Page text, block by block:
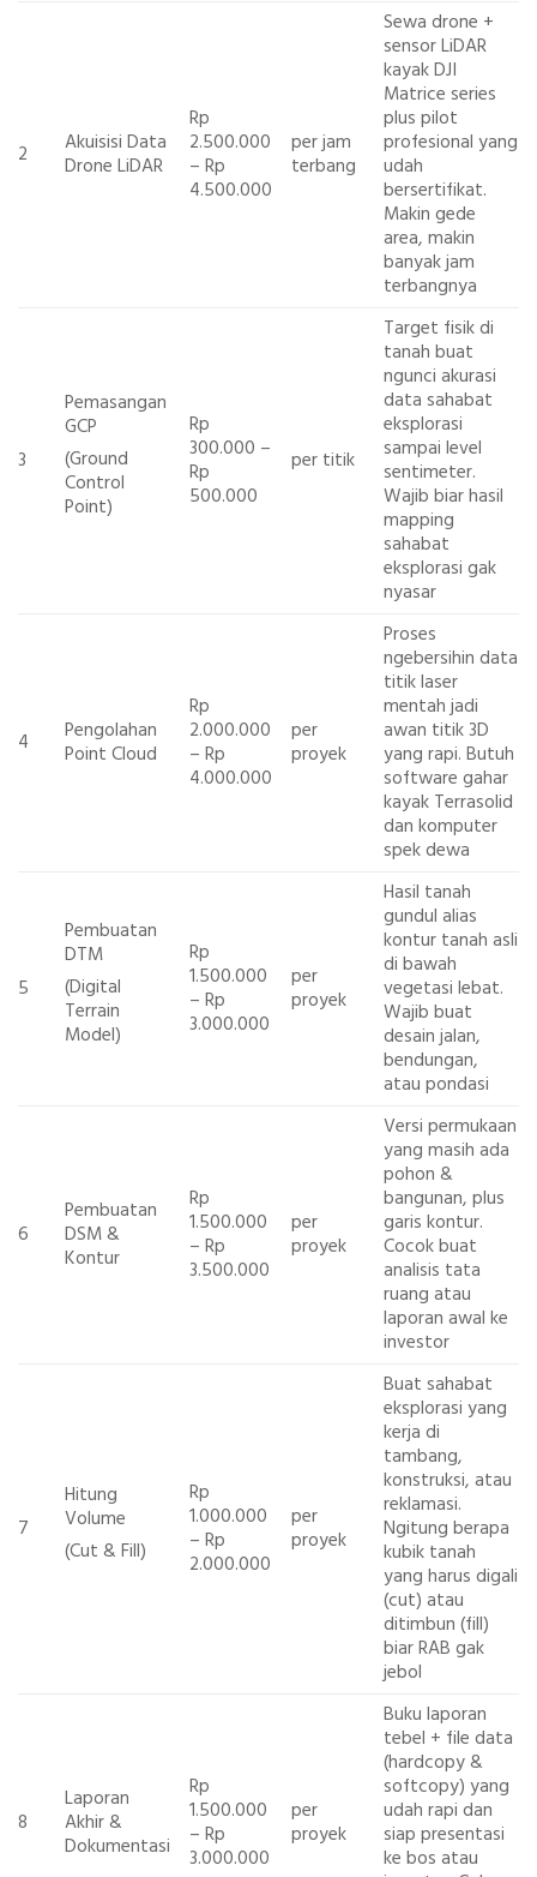
2
Akuisisi Data
Drone LiDAR
Rp
2.500.000
– Rp
4.500.000
per jam
terbang
Sewa drone +
sensor LiDAR
kayak DJI
Matrice series
plus pilot
profesional yang
udah
bersertifikat.
Makin gede
area, makin
banyak jam
terbangnya
3
Pemasangan
GCP
(Ground
Control
Point)
Rp
300.000 –
Rp
500.000
per titik
Target fisik di
tanah buat
ngunci akurasi
data sahabat
eksplorasi
sampai level
sentimeter.
Wajib biar hasil
mapping
sahabat
eksplorasi gak
nyasar
4
Pengolahan
Point Cloud
Rp
2.000.000
– Rp
4.000.000
per
proyek
Proses
ngebersihin data
titik laser
mentah jadi
awan titik 3D
yang rapi. Butuh
software gahar
kayak Terrasolid
dan komputer
spek dewa
5
Pembuatan
DTM
(Digital
Terrain
Model)
Rp
1.500.000
– Rp
3.000.000
per
proyek
Hasil tanah
gundul alias
kontur tanah asli
di bawah
vegetasi lebat.
Wajib buat
desain jalan,
bendungan,
atau pondasi
6
Pembuatan
DSM &
Kontur
Rp
1.500.000
– Rp
3.500.000
per
proyek
Versi permukaan
yang masih ada
pohon &
bangunan, plus
garis kontur.
Cocok buat
analisis tata
ruang atau
laporan awal ke
investor
7
Hitung
Volume
(Cut & Fill)
Rp
1.000.000
– Rp
2.000.000
per
proyek
Buat sahabat
eksplorasi yang
kerja di
tambang,
konstruksi, atau
reklamasi.
Ngitung berapa
kubik tanah
yang harus digali
(cut) atau
ditimbun (fill)
biar RAB gak
jebol
8
Laporan
Akhir &
Dokumentasi
Rp
1.500.000
– Rp
3.000.000
per
proyek
Buku laporan
tebel + file data
(hardcopy &
softcopy) yang
udah rapi dan
siap presentasi
ke bos atau